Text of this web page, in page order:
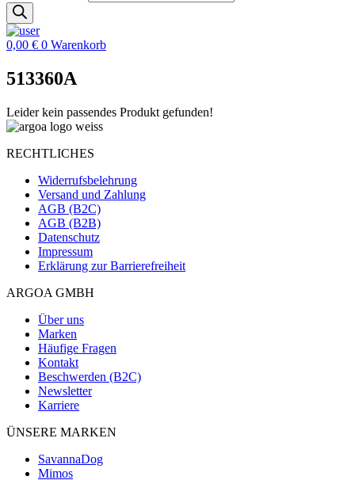
0,00 € 0 Warenkorb
513360A
Leider kein passendes Produkt gefunden!
RECHTLICHES
Widerrufsbelehrung
Versand und Zahlung
AGB (B2C)
AGB (B2B)
Datenschutz
Impressum
Erklärung zur Barrierefreiheit
ARGOA GMBH
Über uns
Marken
Häufige Fragen
Kontakt
Beschwerden (B2C)
Newsletter
Karriere
ÜNSERE MARKEN
SavannaDog
Mimos